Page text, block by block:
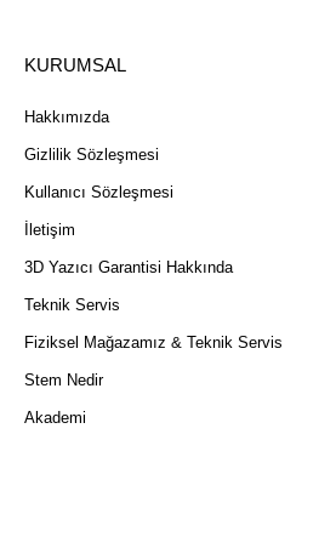
KURUMSAL
Hakkımızda
Gizlilik Sözleşmesi
Kullanıcı Sözleşmesi
İletişim
3D Yazıcı Garantisi Hakkında
Teknik Servis
Fiziksel Mağazamız & Teknik Servis
Stem Nedir
Akademi